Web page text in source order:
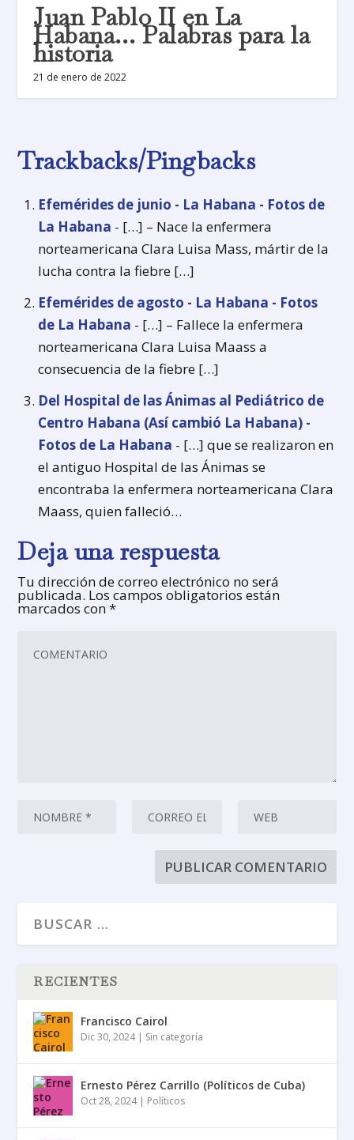
Juan Pablo II en La
Habana… Palabras para la
historia
21 de enero de 2022
Trackbacks/Pingbacks
Efemérides de junio - La Habana - Fotos de
La Habana - […] – Nace la enfermera
norteamericana Clara Luisa Mass, mártir de la
lucha contra la fiebre […]
Efemérides de agosto - La Habana - Fotos
de La Habana - […] – Fallece la enfermera
norteamericana Clara Luisa Maass a
consecuencia de la fiebre […]
Del Hospital de las Ánimas al Pediátrico de
Centro Habana (Así cambió La Habana) -
Fotos de La Habana - […] que se realizaron en
el antiguo Hospital de las Ánimas se
encontraba la enfermera norteamericana Clara
Maass, quien falleció…
Deja una respuesta
Tu dirección de correo electrónico no será
publicada. Los campos obligatorios están
marcados con*
RECIENTES
Francisco Cairol
Dic 30, 2024| Sin categoría
Ernesto Pérez Carrillo (Políticos de Cuba)
Oct 28, 2024| Políticos